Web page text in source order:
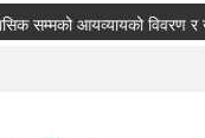
आयव्यायको विवरण र